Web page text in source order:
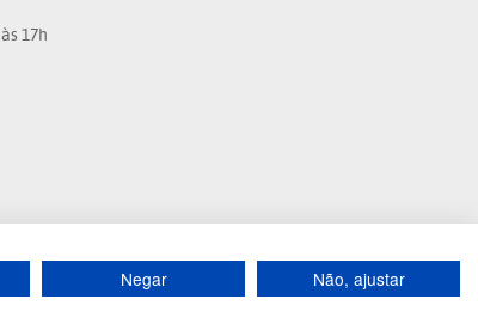
17h
Negar Não, ajustar